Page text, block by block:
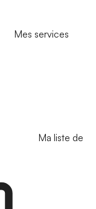
Mes services
Ma liste de